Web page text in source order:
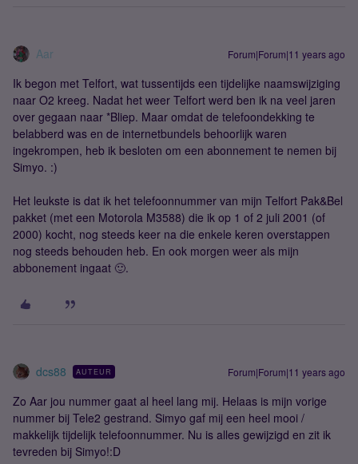
Aar Forum|Forum|11 years ago
Ik begon met Telfort, wat tussentijds een tijdelijke naamswijziging
naar O2 kreeg. Nadat het weer Telfort werd ben ik na veel jaren
over gegaan naar *Bliep. Maar omdat de telefoondekking te
belabberd was en de internetbundels behoorlijk waren
ingekrompen, heb ik besloten om een abonnement te nemen bij
Simyo. :)
Het leukste is dat ik het telefoonnummer van mijn Telfort Pak&Bel
pakket (met een Motorola M3588) die ik op 1 of 2 juli 2001 (of
2000) kocht, nog steeds keer na die enkele keren overstappen
nog steeds behouden heb. En ook morgen weer als mijn
abbonement ingaat 🙂.
dcs88 AUTEUR Forum|Forum|11 years ago
Zo Aar jou nummer gaat al heel lang mij. Helaas is mijn vorige
nummer bij Tele2 gestrand. Simyo gaf mij een heel mooi /
makkelijk tijdelijk telefoonnummer. Nu is alles gewijzigd en zit ik
tevreden bij Simyo!:D